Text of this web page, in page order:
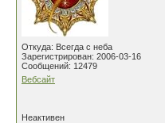
Откуда: Всегда с неба
Зарегистрирован: 2006-03-16
Сообщений: 12479
Вебсайт
Неактивен